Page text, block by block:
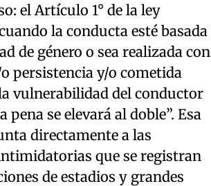
el Artículo 1° de la ley
la conducta esté basada
de género o sea realizada con
persistencia y/o cometida
vulnerabilidad del conductor
pena se elevará al doble”. Esa
directamente a las
que se registran
de estadios y grandes